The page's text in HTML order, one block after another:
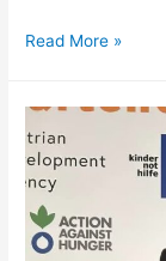
Astăzi,
a
desfășurat
ultimul
meci
în
Read More »